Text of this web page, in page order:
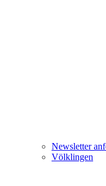
Newsletter
Völklingen